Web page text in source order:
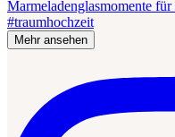
Mehr ansehen